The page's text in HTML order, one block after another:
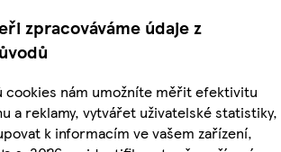
zpracováváme údaje z
cookies nám umožníte měřit efektivitu
a reklamy, vytvářet uživatelské statistiky,
k informacím ve vašem zařízení,